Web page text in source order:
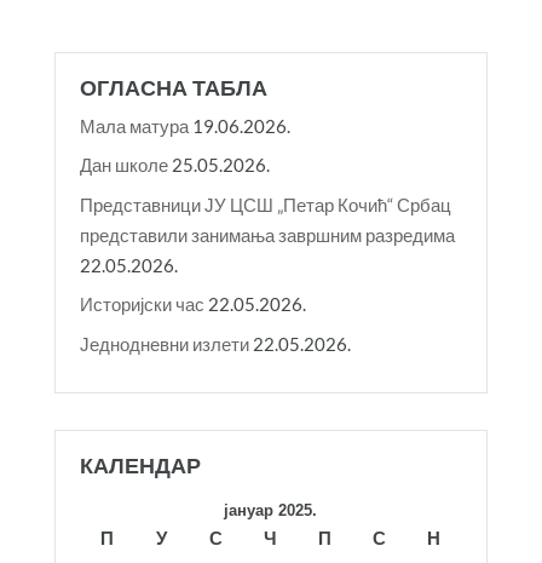
ОГЛАСНА ТАБЛА
Мала матура 19.06.2026.
Дан школе 25.05.2026.
Представници ЈУ ЦСШ „Петар Кочић“ Србац
представили занимања завршним разредима
22.05.2026.
Историјски час 22.05.2026.
Једнодневни излети 22.05.2026.
КАЛЕНДАР
јануар 2025.
П У С Ч П С
Н